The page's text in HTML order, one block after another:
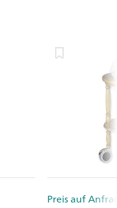
Preis auf